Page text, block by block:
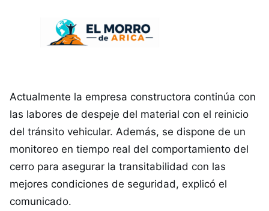
Actualmente la empresa constructora continúa con
las labores de despeje del material con el reinicio
del tránsito vehicular. Además, se dispone de un
monitoreo en tiempo real del comportamiento del
cerro para asegurar la transitabilidad con las
mejores condiciones de seguridad, explicó el
comunicado.